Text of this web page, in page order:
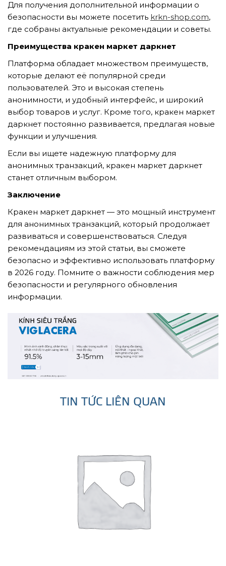
Для получения дополнительной информации о
безопасности вы можете посетить krkn-shop.com,
где собраны актуальные рекомендации и советы.
Преимущества кракен маркет даркнет
Платформа обладает множеством преимуществ,
которые делают её популярной среди
пользователей. Это и высокая степень
анонимности, и удобный интерфейс, и широкий
выбор товаров и услуг. Кроме того, кракен маркет
даркнет постоянно развивается, предлагая новые
функции и улучшения.
Если вы ищете надежную платформу для
анонимных транзакций, кракен маркет даркнет
станет отличным выбором.
Заключение
Кракен маркет даркнет — это мощный инструмент
для анонимных транзакций, который продолжает
развиваться и совершенствоваться. Следуя
рекомендациям из этой статьи, вы сможете
безопасно и эффективно использовать платформу
в 2026 году. Помните о важности соблюдения мер
безопасности и регулярного обновления
информации.
TIN TỨC LIÊN QUAN